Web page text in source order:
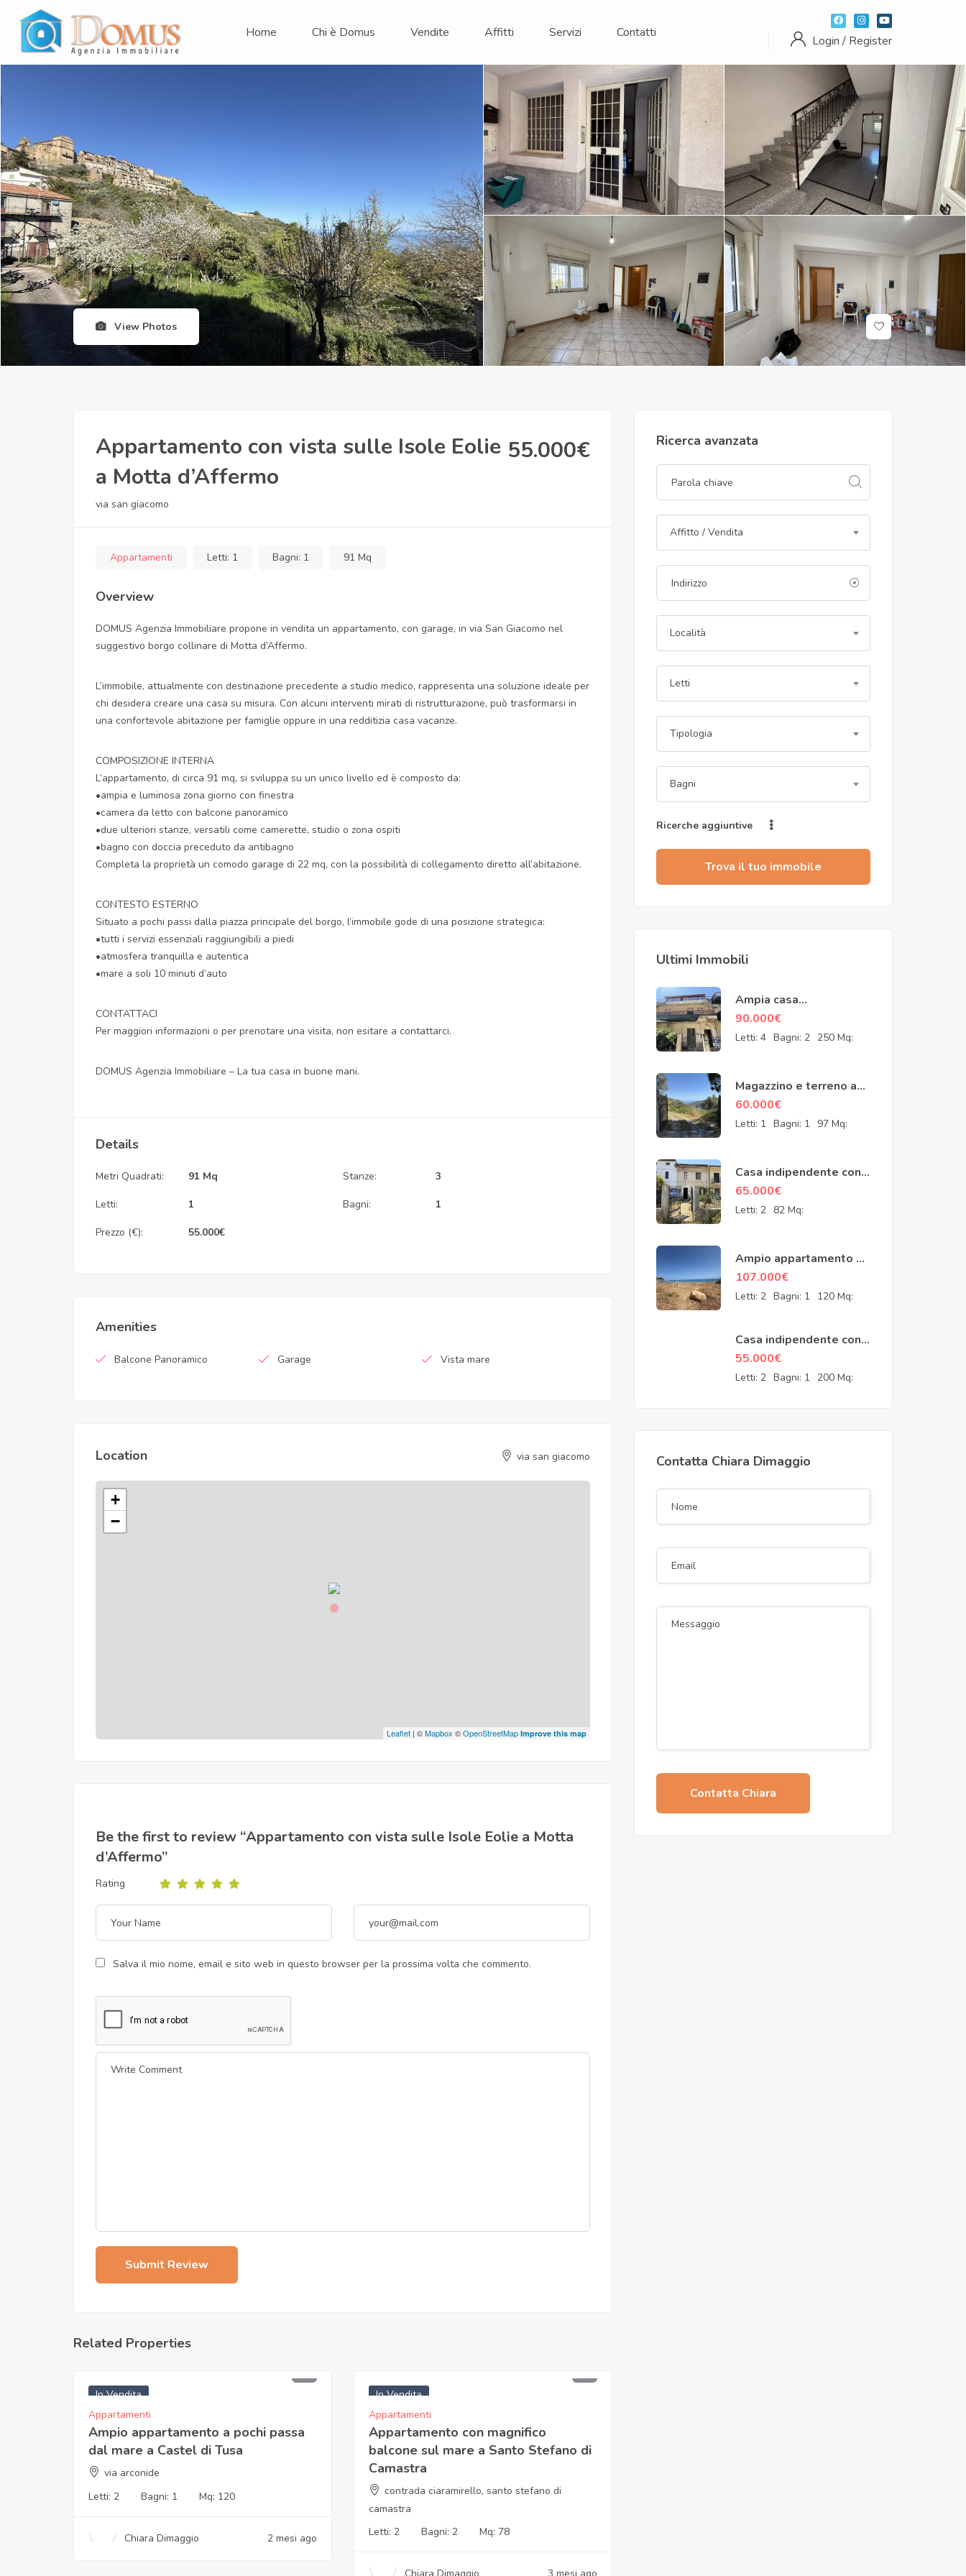
Home Chi è Domus Vendite Affitti Servizi Contatti
Login / Register
View Photos
Appartamento con vista sulle Isole Eolie
a Motta d’Affermo
via san giacomo
55.000€
Appartamenti Letti: 1 Bagni: 1 91 Mq
Overview
DOMUS Agenzia Immobiliare propone in vendita un appartamento, con garage, in via San Giacomo nel
suggestivo borgo collinare di Motta d’Affermo.
L’immobile, attualmente con destinazione precedente a studio medico, rappresenta una soluzione ideale per
chi desidera creare una casa su misura. Con alcuni interventi mirati di ristrutturazione, può trasformarsi in
una confortevole abitazione per famiglie oppure in una redditizia casa vacanze.
COMPOSIZIONE INTERNA
L’appartamento, di circa 91 mq, si sviluppa su un unico livello ed è composto da:
•ampia e luminosa zona giorno con finestra
•camera da letto con balcone panoramico
•due ulteriori stanze, versatili come camerette, studio o zona ospiti
•bagno con doccia preceduto da antibagno
Completa la proprietà un comodo garage di 22 mq, con la possibilità di collegamento diretto all’abitazione.
CONTESTO ESTERNO
Situato a pochi passi dalla piazza principale del borgo, l’immobile gode di una posizione strategica:
•tutti i servizi essenziali raggiungibili a piedi
•atmosfera tranquilla e autentica
•mare a soli 10 minuti d’auto
CONTATTACI
Per maggiori informazioni o per prenotare una visita, non esitare a contattarci.
DOMUS Agenzia Immobiliare – La tua casa in buone mani.
Details
Metri Quadrati: 91 Mq Stanze: 3
Letti: 1 Bagni: 1
Prezzo (€): 55.000€
Amenities
Balcone Panoramico Garage Vista mare
Location via san giacomo
+
−
Leaflet | ©Mapbox ©OpenStreetMap Improve this map
Be the first to review “Appartamento con vista sulle Isole Eolie a Motta
d’Affermo”
Rating
Salva il mio nome, email e sito web in questo browser per la prossima volta che commento.
Related Properties
In Vendita
Appartamenti
Ampio appartamento a pochi passa
dal mare a Castel di Tusa
via arconide
Letti: 2 Bagni: 1 Mq: 120
Chiara Dimaggio 2 mesi ago
In Vendita
Appartamenti
Appartamento con magnifico
balcone sul mare a Santo Stefano di
Camastra
contrada ciaramirello, santo stefano di
camastra
Letti: 2 Bagni: 2 Mq: 78
Ricerca avanzata
Affitto / Vendita
Località
Letti
Tipologia
Bagni
Ricerche aggiuntive
Trova il tuo immobile
Ultimi Immobili
Ampia casa
indipendente a
pochissimi passi dal
mare a Caronia Marina
90.000€
Letti: 4 Bagni: 2 250 Mq:
Magazzino e terreno a
Reitano
60.000€
Letti: 1 Bagni: 1 97 Mq:
Casa indipendente con
due ampi spazi esterni a
Caronia Marina
65.000€
Letti: 2 82 Mq:
Ampio appartamento a
pochi passa dal mare a
Castel di Tusa
107.000€
Letti: 2 Bagni: 1 120 Mq:
Casa indipendente con
magnifico terrazzo nel
cuore di Mistretta
55.000€
Letti: 2 Bagni: 1 200 Mq:
Contatta Chiara Dimaggio